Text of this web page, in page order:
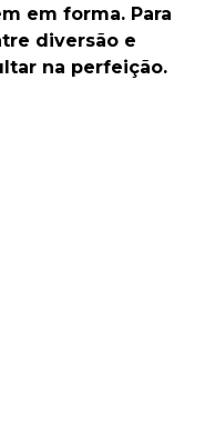
em forma. Para
diversão e
na perfeição.